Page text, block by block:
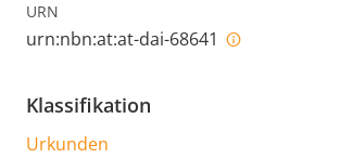
URN
urn:nbn:at:at-dai-68641
Klassifikation
Urkunden